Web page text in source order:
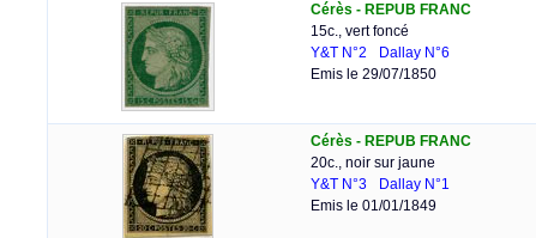
Cérès - REPUB FRANC
15c., vert foncé
Y&T N°2
Dallay N°6
Emis le 29/07/1850
Cérès - REPUB FRANC
20c., noir sur jaune
Y&T N°3
Dallay N°1
Emis le 01/01/1849